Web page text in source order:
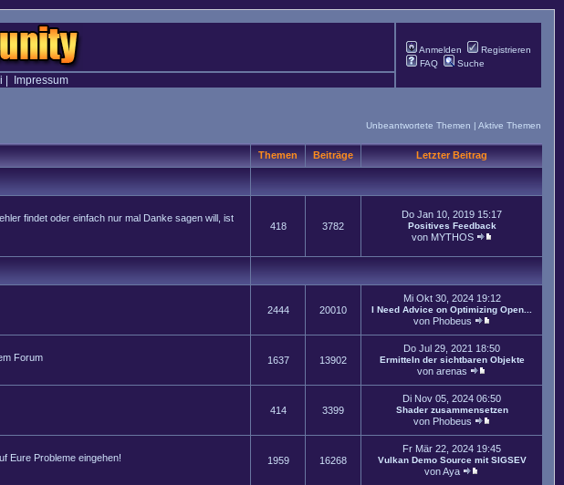
Anmelden
Registrieren
FAQ
Suche
Impressum
Unbeantwortete Themen | Aktive Themen
Themen Beiträge Letzter Beitrag
findet oder einfach nur mal Danke sagen will, ist
418 3782
Do Jan 10, 2019 15:17
Positives Feedback
von MYTHOS
2444 20010
Mi Okt 30, 2024 19:12
I Need Advice on Optimizing Open...
von Phobeus
Forum
1637 13902
Do Jul 29, 2021 18:50
Ermitteln der sichtbaren Objekte
von arenas
414 3399
Di Nov 05, 2024 06:50
Shader zusammensetzen
von Phobeus
Eure Probleme eingehen!
1959 16268
Fr Mär 22, 2024 19:45
Vulkan Demo Source mit SIGSEV
vonAya